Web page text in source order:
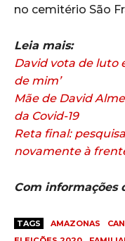
no cemitério São
Leia mais:
David vota de luto
de mim’
Mãe de David
da Covid-19
Reta final:
novamente à
Com informações
TAGS AMAZONAS